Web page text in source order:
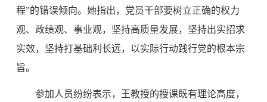
程”的错误倾向。她指出，党员干部要树立正确的权力
观、政绩观、事业观，坚持高质量发展，坚持出实招求
实效，坚持打基础利长远，以实际行动践行党的根本宗
旨。
参加人员纷纷表示，王教授的授课既有理论高度，